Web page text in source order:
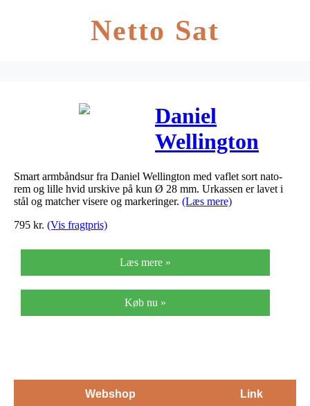
Netto Sat
Daniel
Wellington
Classic Petite
Cornwall
28 mm
Smart armbåndsur fra Daniel Wellington med vaflet sort nato-
rem og lille hvid urskive på kun Ø 28 mm. Urkassen er lavet i
stål og matcher visere og markeringer. (Læs mere)
795 kr. (Vis fragtpris)
Læs mere »
Køb nu »
Webshop Link